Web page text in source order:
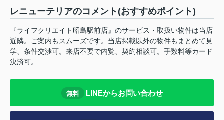
レニューテリアのコメント(おすすめポイント)
『ライフクリエイト昭島駅前店』のサービス・取扱い物件は当店
近隣。ご案内もスムーズです。当店掲載以外の物件もまとめて見
学、条件交渉可。来店不要で内覧、契約相談可。手数料等カード
決済可。
無料 LINEからお問い合わせ